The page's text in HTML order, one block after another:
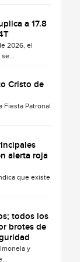
a 17.8
2026, el
Cristo de
Fiesta Patronal
alerta roja
que existe
todos los
brotes de
y